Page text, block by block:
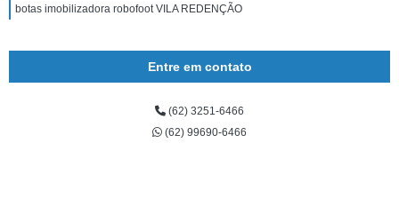
botas imobilizadora robofoot VILA REDENÇÃO
Entre em contato
(62) 3251-6466
(62) 99690-6466